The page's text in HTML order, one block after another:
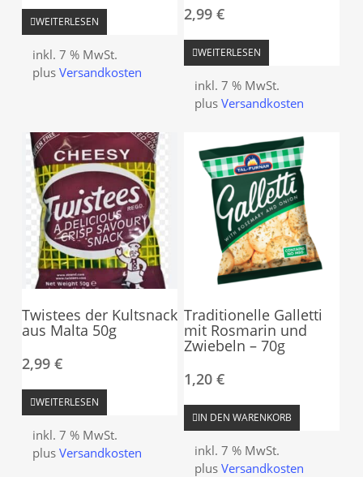
WEITERLESEN
inkl. 7 % MwSt.
plus Versandkosten
2,99€
WEITERLESEN
inkl. 7 % MwSt.
plusVersandkosten
Twistees der Kultsnack
aus Malta 50g
2,99 €
WEITERLESEN
inkl. 7 % MwSt.
plus Versandkosten
Traditionelle Galletti
mit Rosmarin und
Zwiebeln – 70g
1,20€
IN DEN WARENKORB
inkl. 7 % MwSt.
plusVersandkosten